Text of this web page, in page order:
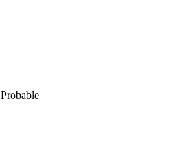
Probable